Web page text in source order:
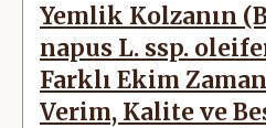
Yemlik Kolzanın
napus L. ssp.
Farklı Ekim
Verim, Kalite ve